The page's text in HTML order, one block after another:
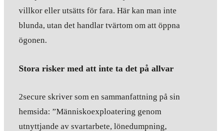
villkor eller utsätts för fara. Här kan man inte
blunda, utan det handlar tvärtom om att öppna
ögonen.
Stora risker med att inte ta det på allvar
2secure skriver som en sammanfattning på sin
hemsida: ”Människoexploatering genom
utnyttjande av svartarbete, lönedumpning,